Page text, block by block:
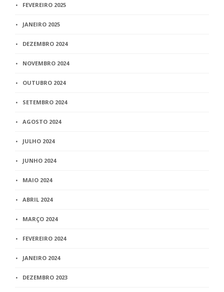
FEVEREIRO 2025
JANEIRO 2025
DEZEMBRO 2024
NOVEMBRO 2024
OUTUBRO 2024
SETEMBRO 2024
AGOSTO 2024
JULHO 2024
JUNHO 2024
MAIO 2024
ABRIL 2024
MARÇO 2024
FEVEREIRO 2024
JANEIRO 2024
DEZEMBRO 2023